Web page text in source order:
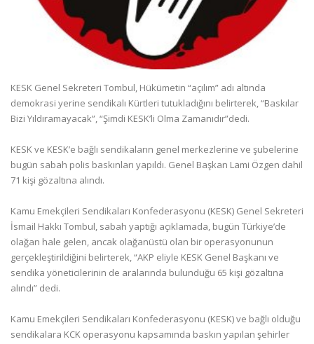
KESK Genel Sekreteri Tombul, Hükümetin “açılım” adı altında
demokrasi yerine sendikalı Kürtleri tutukladığını belirterek, “Baskılar
Bizi Yıldıramayacak”, “Şimdi KESK’li Olma Zamanıdır”dedi.
KESK ve KESK’e bağlı sendikaların genel merkezlerine ve şubelerine
bugün sabah polis baskınları yapıldı. Genel Başkan Lami Özgen dahil
71 kişi gözaltına alındı.
Kamu Emekçileri Sendikaları Konfederasyonu (KESK) Genel Sekreteri
İsmail Hakkı Tombul, sabah yaptığı açıklamada, bugün Türkiye’de
olağan hale gelen, ancak olağanüstü olan bir operasyonunun
gerçekleştirildiğini belirterek, “AKP eliyle KESK Genel Başkanı ve
sendika yöneticilerinin de aralarında bulunduğu 65 kişi gözaltına
alındı” dedi.
Kamu Emekçileri Sendikaları Konfederasyonu (KESK) ve bağlı olduğu
sendikalara KCK operasyonu kapsamında baskın yapılan şehirler